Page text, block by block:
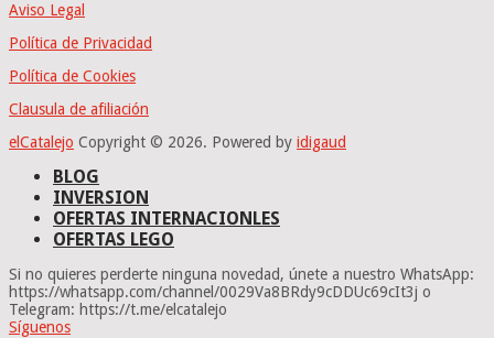
Aviso Legal
Política de Privacidad
Política de Cookies
Clausula de afiliación
elCatalejo Copyright © 2026. Powered by idigaud
BLOG
INVERSION
OFERTAS INTERNACIONLES
OFERTAS LEGO
Si no quieres perderte ninguna novedad, únete a nuestro WhatsApp:
https://whatsapp.com/channel/0029Va8BRdy9cDDUc69cIt3j o
Telegram: https://t.me/elcatalejo
Síguenos